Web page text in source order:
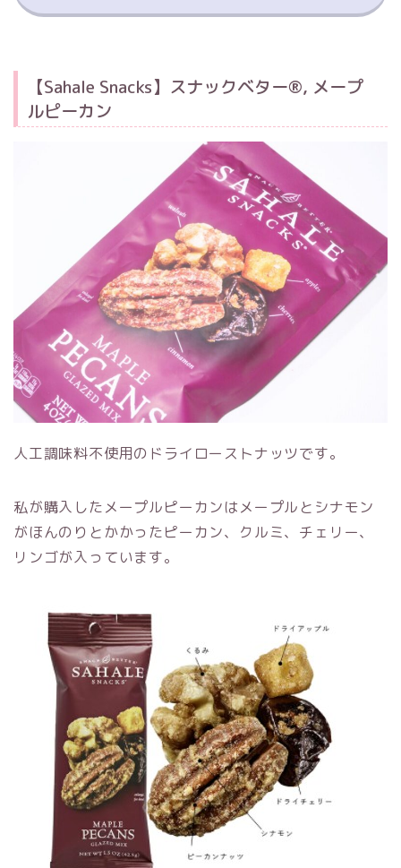
【Sahale Snacks】スナックベター®, メープ
ルピーカン
人工調味料不使用のドライローストナッツです。
私が購入したメープルピーカンはメープルとシナモン
がほんのりとかかったピーカン、クルミ、チェリー、
リンゴが入っています。